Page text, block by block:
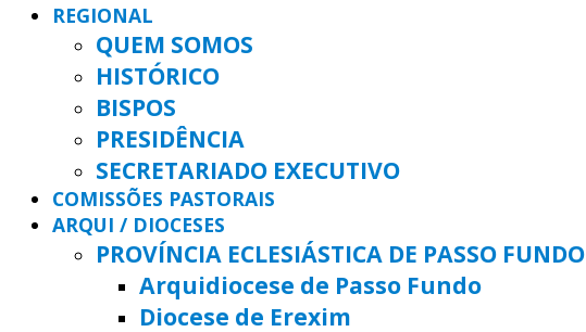
REGIONAL
QUEM SOMOS
HISTÓRICO
BISPOS
PRESIDÊNCIA
SECRETARIADO EXECUTIVO
COMISSÕES PASTORAIS
ARQUI / DIOCESES
PROVÍNCIA ECLESIÁSTICA DE PASSO FUNDO
Arquidiocese de Passo Fundo
Diocese de Erexim